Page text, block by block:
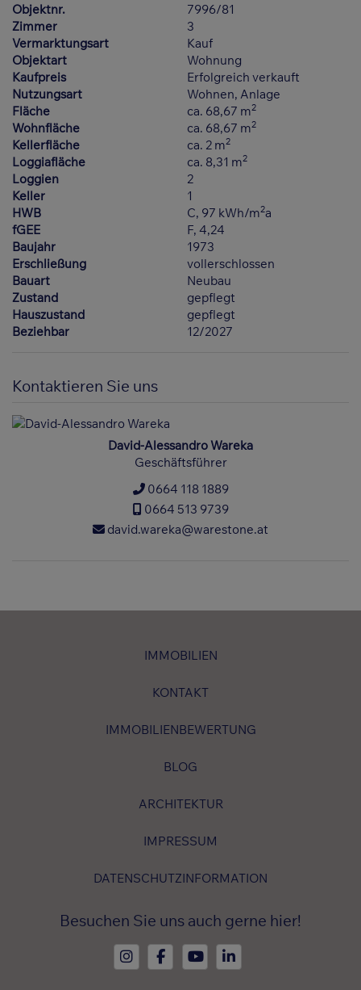
Objektnr.
7996/81
Zimmer
3
Vermarktungsart
Kauf
Objektart
Wohnung
Kaufpreis
Erfolgreich verkauft
Nutzungsart
Wohnen Anlage
Fläche
ca. 68,67 m2
Wohnfläche ca. 68,67 m2
Kellerfläche ca. 2 m2
Loggiafläche ca. 8,31 m2
Loggien
2
Keller
1
HWB
C, 97 kWh/m2a
fGEE
F, 4,24
Baujahr
1973
Erschließung
vollerschlossen
Bauart
Neubau
Zustand
gepflegt
Hauszustand
gepflegt
Beziehbar
12/2027
Kontaktieren Sie uns
David-Alessandro Wareka
Geschäftsführer
0664 118 1889
0664 513 9739
david.wareka@warestone.at
IMMOBILIEN
KONTAKT
IMMOBILIENBEWERTUNG
BLOG
ARCHITEKTUR
IMPRESSUM
DATENSCHUTZINFORMATION
Besuchen Sie uns auch gerne hier!